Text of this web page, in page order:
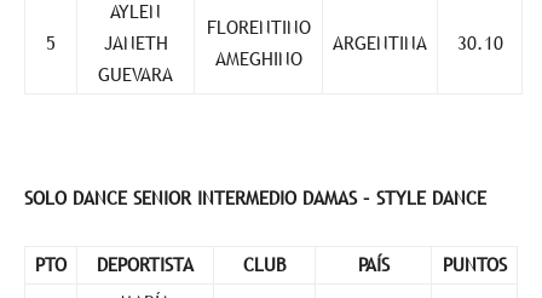
5
AYLEN
JANETH
GUEVARA
FLORENTINO
AMEGHINO
ARGENTINA 30.10
SOLO DANCE SENIOR INTERMEDIO DAMAS – STYLE DANCE
PTO DEPORTISTA CLUB PAÍS PUNTOS